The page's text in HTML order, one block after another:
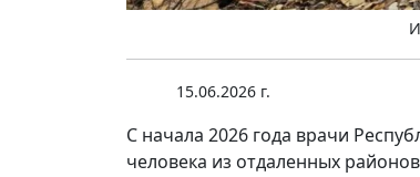
15.06.2026 г.
С начала 2026 года врачи
человека из отдаленных